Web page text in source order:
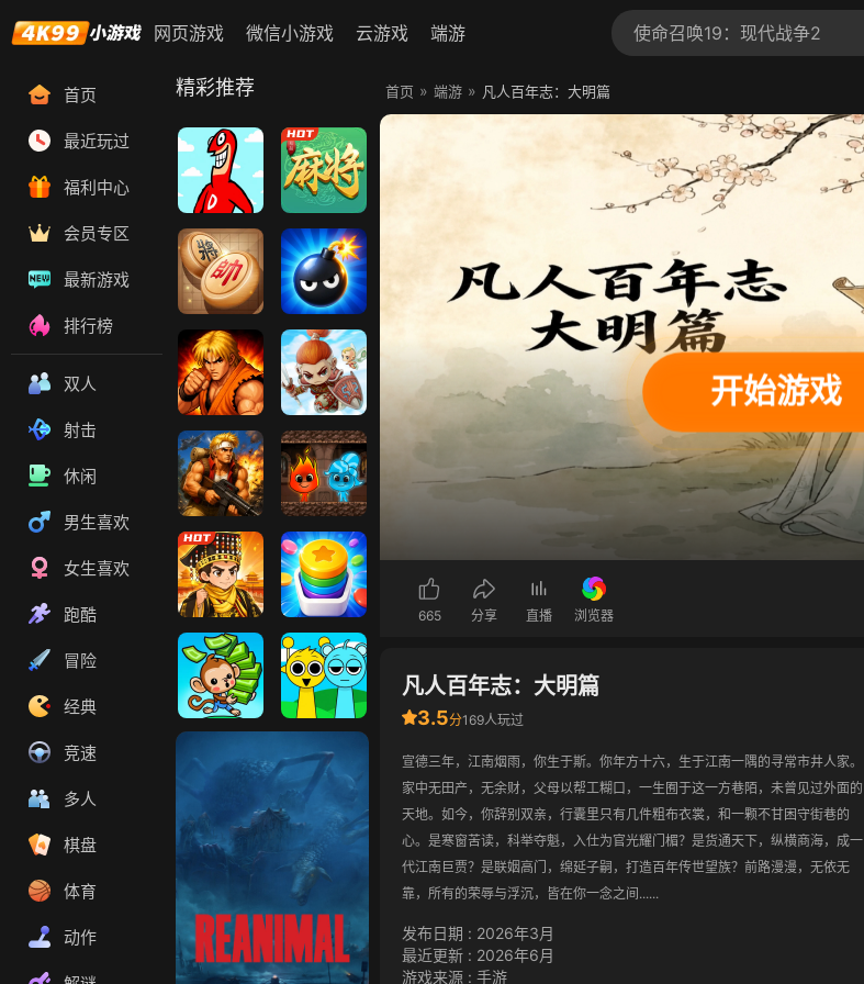
网页游戏 微信小游戏 云游戏 端游
首页
最近玩过
福利中心
会员专区
最新游戏
排行榜
双人
射击
休闲
男生喜欢
女生喜欢
跑酷
冒险
经典
竞速
多人
棋盘
体育
动作
精彩推荐
大便超人 易起欢乐麻将
中国象棋 扫雷大作战
拳皇98 冒险王
合金弹头2 红蓝岛
我要当皇帝 合成解压馆
猴子超市 节奏盒子
首页 » 端游 » 凡人百年志：大明篇
开始游戏
665 分享 直播 浏览器
凡人百年志：大明篇
3.5分169人玩过
宣德三年，江南烟雨，你生于斯。你年方十六，生于江南一隅的寻常市井人家。
家中无田产，无余财，父母以帮工糊口，一生囿于这一方巷陌，未曾见过外面的
天地。如今，你辞别双亲，行囊里只有几件粗布衣裳，和一颗不甘困守街巷的
心。是寒窗苦读，科举夺魁，入仕为官光耀门楣？是货通天下，纵横商海，成一
代江南巨贾？是联姻高门，绵延子嗣，打造百年传世望族？前路漫漫，无依无
靠，所有的荣辱与浮沉，皆在你一念之间......
发布日期 : 2026年3月
最近更新 : 2026年6月
游戏来源 : 手游